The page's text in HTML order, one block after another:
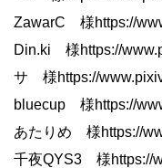
ZawarC 様https://
Din.ki 様https://
サ 様https://
bluecup 様https://
あたりめ 様https://
千夜QYS3 様https://